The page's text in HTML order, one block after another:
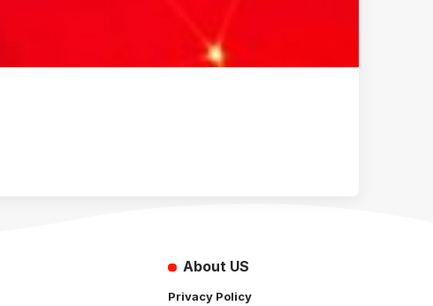
About US
Privacy Policy